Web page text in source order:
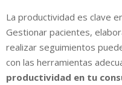
La productividad es clave
Gestionar pacientes,
realizar seguimientos
con las herramientas
productividad en tu